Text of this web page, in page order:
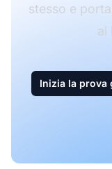
stesso e
al
Inizia la prova